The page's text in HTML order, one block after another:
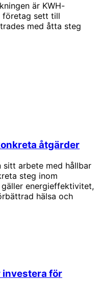
är KWH-
företag sett till
med åtta steg
åtgärder
sitt arbete med hållbar
steg inom
energieffektivitet,
hälsa och
för